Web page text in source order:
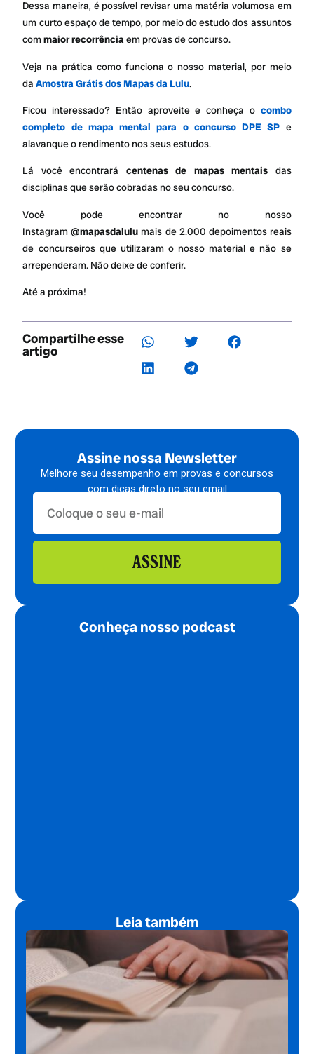
Dessa maneira, é possível revisar uma matéria volumosa em
um curto espaço de tempo, por meio do estudo dos assuntos
commaior recorrênciaem provas de concurso.
Veja na prática como funciona o nosso material, por meio
daAmostra Grátis dos Mapas da Lulu.
Ficou interessado? Então aproveite e conheça o combo
completo de mapa mental para o concurso DPE SP e
alavanque o rendimento nos seus estudos.
Lá você encontrará centenas de mapas mentais das
disciplinas que serão cobradas no seu concurso.
Você pode encontrar no nosso
Instagram@mapasdalulu mais de 2.000 depoimentos reais
de concurseiros que utilizaram o nosso material e não se
arrependeram. Não deixe de conferir.
Até a próxima!
Compartilhe esse
artigo
Assine nossa Newsletter
Melhore seu desempenho em provas e concursos
com dicas direto no seu email
ASSINE
Conheça nosso podcast
Leia também